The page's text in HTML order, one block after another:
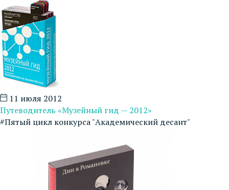
11 июля 2012
Путеводитель «Музейный гид — 2012»
#Пятый цикл конкурса "Академический десант"